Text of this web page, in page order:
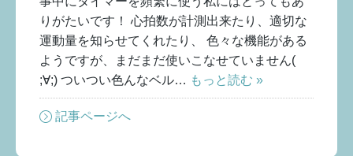
りがたいです！ 心拍数が計測出来たり、適切な
運動量を知らせてくれたり、 色々な機能がある
ようですが、まだまだ使いこなせていません(
;∀;) ついつい色んなベル… もっと読む »
記事ページへ